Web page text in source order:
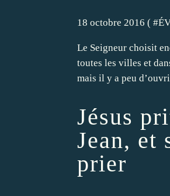
18 octobre 2016 ( #
Le Seigneur choisit
toutes les villes et
mais il y a peu
Jésus
Jean, et
prier